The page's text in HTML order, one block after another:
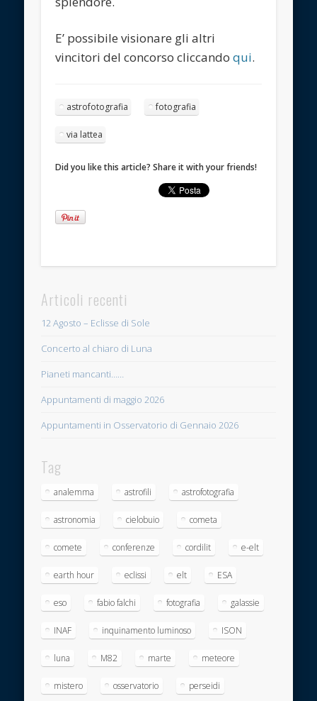
E’ possibile visionare gli altri
vincitori del concorso cliccandoqui.
astrofotografia fotografia
via lattea
Did you like this article? Share it with your friends!
Articoli recenti
12 Agosto – Eclisse di Sole
Concerto al chiaro di Luna
Pianeti mancanti……
Appuntamenti di maggio 2026
Appuntamenti in Osservatorio di Gennaio 2026
Tag
analemma astrofili astrofotografia
astronomia cielobuio cometa
comete conferenze cordilit e-elt
earth hour eclissi elt ESA
eso fabio falchi fotografia galassie
INAF inquinamento luminoso ISON
luna M82 marte meteore
mistero osservatorio perseidi